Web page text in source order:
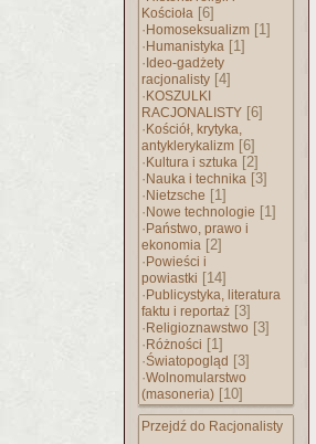
Kościoła [6]
· Homoseksualizm [1]
· Humanistyka [1]
· Ideo-gadżety
racjonalisty [4]
· KOSZULKI
RACJONALISTY [6]
· Kościół, krytyka,
antyklerykalizm [6]
· Kultura i sztuka [2]
· Nauka i technika [3]
· Nietzsche [1]
· Nowe technologie [1]
· Państwo, prawo i
ekonomia [2]
· Powieści i
powiastki [14]
· Publicystyka, literatura
faktu i reportaż [3]
· Religioznawstwo [3]
· Różności [1]
·Światopogląd [3]
·Wolnomularstwo
(masoneria) [10]
Przejdź do Racjonalisty